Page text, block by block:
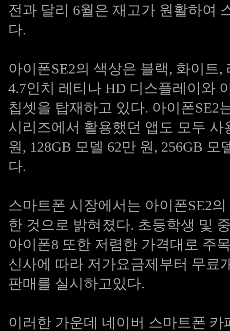
전과 달리 6월은 재고가 원활하여
다.
아이폰SE2의 색상은 블랙, 화이트
4.7인치 레티나 HD 디스플레이와
칩셋을 탑재하고 있다. 아이폰SE2
시리즈에서 활용했던 앱도 모두
원, 128GB 모델 62만 원, 256GB
다.
스마트폰 시장에서는 아이폰SE2
한 것으로 밝혀졌다. 초등학생 및
아이폰8 또한 저렴한 가격대로 주
신사에 따라 저가요금제부터 무료
판매를 실시하고있다.
이러한 가운데 네이버 스마트폰